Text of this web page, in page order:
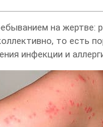
на жертве:
то есть
инфекции и